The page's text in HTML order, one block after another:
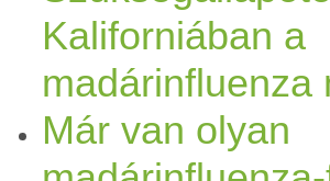
Kaliforniában a
madárinfluenza
Már van olyan